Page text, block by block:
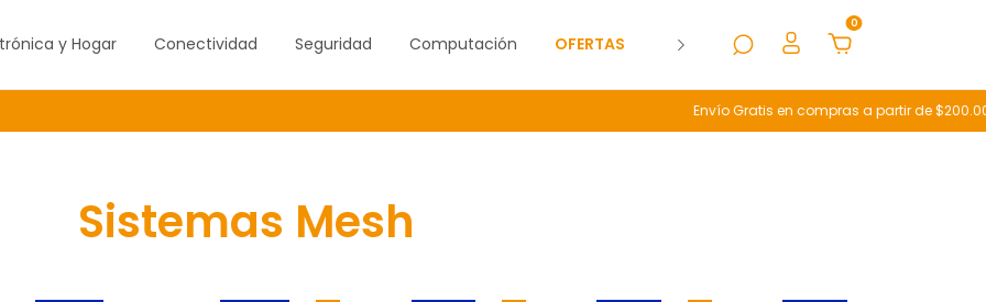
y Hogar Conectividad Seguridad Computación OFERTAS Cómo Comprar
0
Envío Gratis en compras a partir de $200.000
Sistemas Mesh